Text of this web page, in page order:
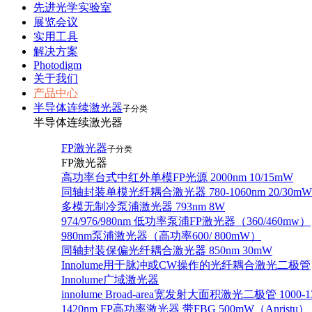
先进光学实验室
展览会议
实用工具
解决方案
Photodigm
关于我们
产品中心
半导体连续激光器子分类
半导体连续激光器
FP激光器子分类
FP激光器
高功率台式中红外单模FP光源 2000nm 10/15mW
同轴封装单模光纤耦合激光器 780-1060nm 20/30mW
多模无制冷泵浦激光器 793nm 8W
974/976/980nm 低功率泵浦FP激光器（360/460mw）
980nm泵浦激光器（高功率600/ 800mW）
同轴封装保偏光纤耦合激光器 850nm 30mW
Innolume用于脉冲或CW操作的光纤耦合激光二极管
Innolume广域激光器
innolume Broad-area宽发射大面积激光二极管 1000-
1420nm FP高功率激光器 带FBG 500mW（Anristu）